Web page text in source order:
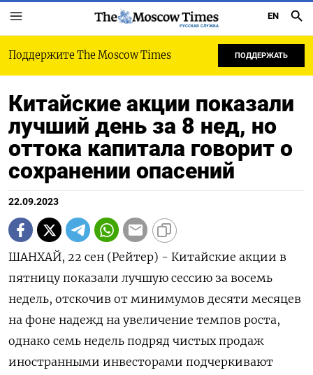
РУССКАЯ СЛУЖБА
EN
Поддержите The Moscow Times ПОДДЕРЖАТЬ
Китайские акции показали
лучший день за 8 нед, но
оттока капитала говорит о
сохранении опасений
22.09.2023
ШАНХАЙ, 22 сен (Рейтер) - Китайские акции в
пятницу показали лучшую сессию за восемь
недель, отскочив от минимумов десяти месяцев
на фоне надежд на увеличение темпов роста,
однако семь недель подряд чистых продаж
иностранными инвесторами подчеркивают